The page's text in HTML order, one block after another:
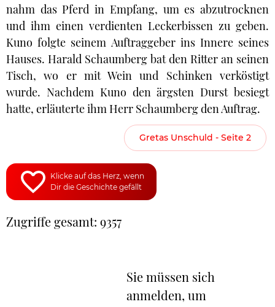
nahm das Pferd in Empfang, um es abzutrocknen
und ihm einen verdienten Leckerbissen zu geben.
Kuno folgte seinem Auftraggeber ins Innere seines
Hauses. Harald Schaumberg bat den Ritter an seinen
Tisch, wo er mit Wein und Schinken verköstigt
wurde. Nachdem Kuno den ärgsten Durst besiegt
hatte, erläuterte ihm Herr Schaumberg den Auftrag.
Gretas Unschuld - Seite 2
Klicke auf das Herz, wenn
Dir die Geschichte gefällt
Zugriffe gesamt: 9357
Sie müssen sich
anmelden, um